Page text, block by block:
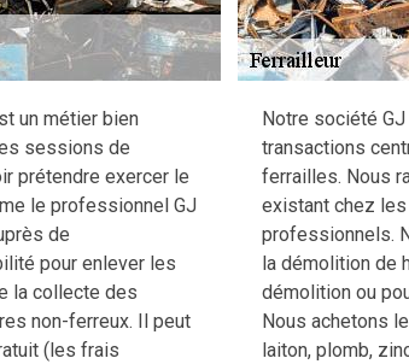
un métier bien
sessions de
prétendre exercer le
le professionnel GJ
de
pour enlever les
la collecte des
non-ferreux. Il peut
(les frais
Notre société
transactions
ferrailles. Nous
existant chez
professionnels.
la démolition de
démolition ou
Nous achetons
laiton, plomb,